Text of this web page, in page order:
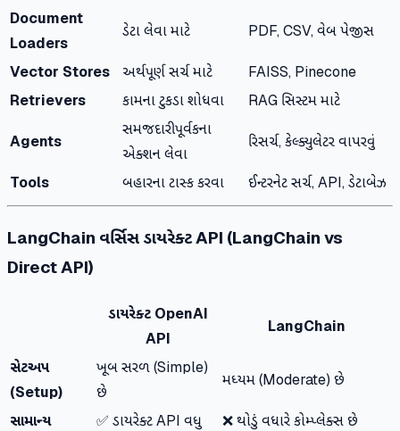
Document
Loaders
ડેટા લેવા માટે PDF, CSV, વેબ પેજીસ
Vector Stores અર્થપૂર્ણ સર્ચ માટે
FAISS, Pinecone
Retrievers
કામના ટુકડા શોધવા RAG સિસ્ટમ માટે
Agents
સમજદારીપૂર્વકના
એક્શન લેવા
રિસર્ચ, કેલ્ક્યુલેટર વાપરવું
Tools બહારના ટાસ્ક કરવા ઈન્ટરનેટ સર્ચ, API, ડેટાબેઝ
LangChain વર્સિસ ડાયરેક્ટ API (LangChain vs
Direct API)
ડાયરેક્ટ OpenAI
API
LangChain
સેટઅપ
(Setup)
ખૂબ સરળ (Simple)
છે
મધ્યમ (Moderate) છે
સામાન્ય
✅ ડાયરેક્ટ API વધુ
❌ થોડું વધારે કોમ્પ્લેક્સ છે